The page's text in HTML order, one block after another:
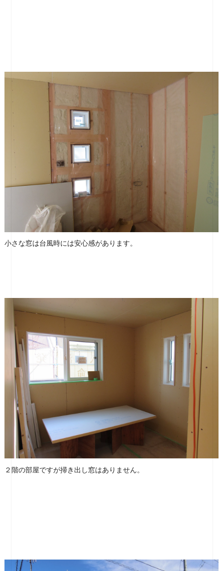
小さな窓は台風時には安心感があります。
２階の部屋ですが掃き出し窓はありません。